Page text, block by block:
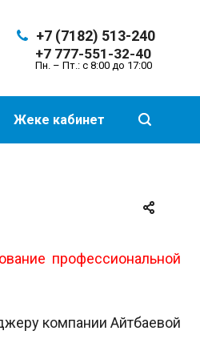
+7 (7182) 513-240
+7 777-551-32-40
Пн. – Пт.: с 8:00 до 17:00
Жеке кабинет
профессиональной
компании Айтбаевой